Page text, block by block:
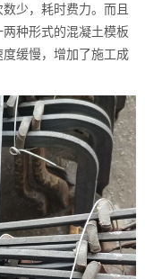
少，耗时费力。而且
种形式的混凝土模板
缓慢，增加了施工成